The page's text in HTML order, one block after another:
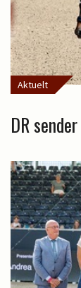
Aktuelt
DR